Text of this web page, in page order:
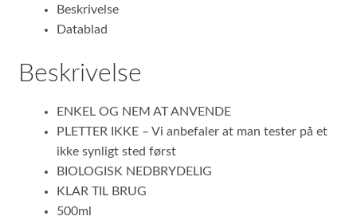
Beskrivelse
Datablad
Beskrivelse
ENKEL OG NEM AT ANVENDE
PLETTER IKKE – Vi anbefaler at man tester på et
ikke synligt sted først
BIOLOGISK NEDBRYDELIG
KLAR TIL BRUG
500ml